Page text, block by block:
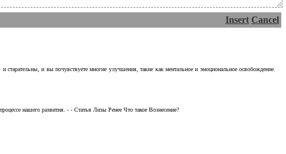
Insert Cancel
и вы почувствуете многие улучшения, такие как ментальное и эмоциональное освобождение.
нашего развития. - - Статья Лизы Ренее Что такое Вознесение?